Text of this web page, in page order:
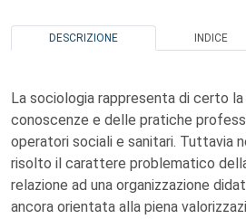
DESCRIZIONE INDICE
La sociologia rappresenta di certo
conoscenze e delle pratiche
operatori sociali e sanitari. Tuttavia
risolto il carattere problematico
relazione ad una organizzazione
ancora orientata alla piena